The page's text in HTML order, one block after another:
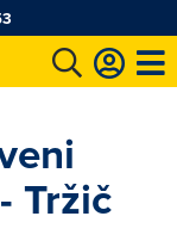
Tržič